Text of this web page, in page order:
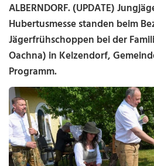
ALBERNDORF. (UPDATE)
Hubertusmesse standen beim
Jägerfrühschoppen bei der
Oachna) in Kelzendorf,
Programm.